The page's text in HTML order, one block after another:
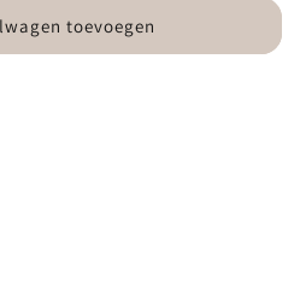
toevoegen